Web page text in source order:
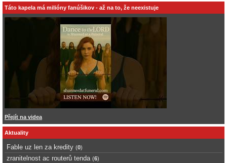
Táto kapela má milióny fanúšikov - až na to, že neexistuje
Přejít na videa
Aktuality
Fable uz len za kredity (0)
zranitelnost ac routerů tenda (6)